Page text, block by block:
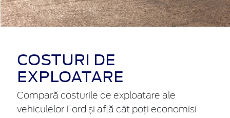
COSTURI DE
EXPLOATARE
Compară costurile de exploatare ale
vehiculelor Ford și află cât poți economisi